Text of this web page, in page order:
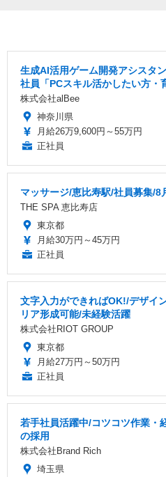
生成AI活用ゲーム開発アシスタ
社員「PCスキル活かしたい方・
株式会社alBee
神奈川県
月給26万9,600円～55万円
正社員
マッサージ/恵比寿駅/社員募集/8
THE SPA 恵比寿店
東京都
月給30万円～45万円
正社員
文字入力ができればOK!/デザイ
リア形成可能/未経験活躍
株式会社RIOT GROUP
東京都
月給27万円～50万円
正社員
若手社員活躍中/コツコツ作業・
の採用
株式会社Brand Rich
埼玉県